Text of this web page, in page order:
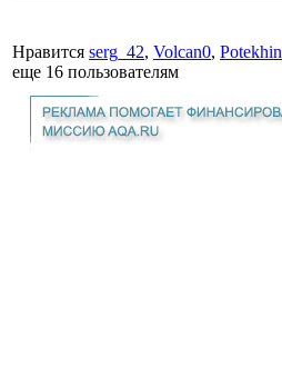
Нравится serg_42, Volcan0, Potekhin
еще 16 пользователям